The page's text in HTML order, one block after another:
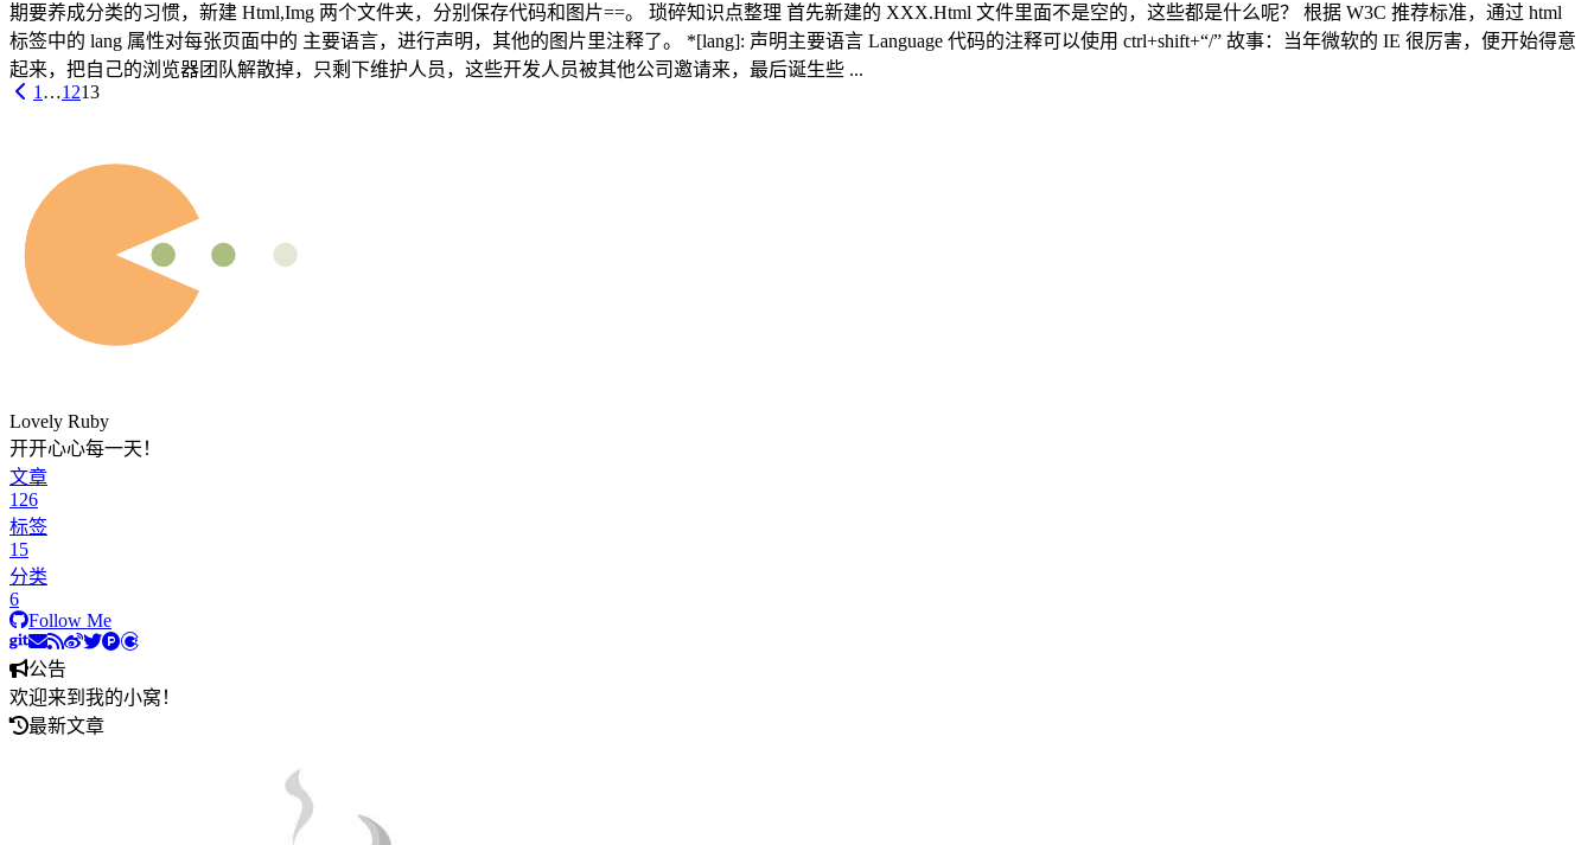
期要养成分类的习惯，新建 Html,Img 两个文件夹，分别保存代码和图片==。 琐碎知识点整理 首先新建的 XXX.Html 文件里面不是空的，这些都是什么呢？ 根据 W3C 推荐标准，通过 html
标签中的 lang 属性对每张页面中的 主要语言，进行声明，其他的图片里注释了。 *[lang]: 声明主要语言 Language 代码的注释可以使用 ctrl+shift+“/” 故事：当年微软的 IE 很厉害，便开始得意
起来，把自己的浏览器团队解散掉，只剩下维护人员，这些开发人员被其他公司邀请来，最后诞生些 ...
1 …1213
Lovely Ruby
开开心心每一天！
文章
126
标签
15
分类
6
Follow Me
公告
欢迎来到我的小窝！
最新文章